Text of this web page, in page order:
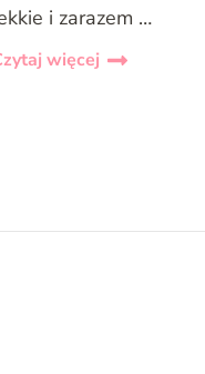
i zarazem …
więcej